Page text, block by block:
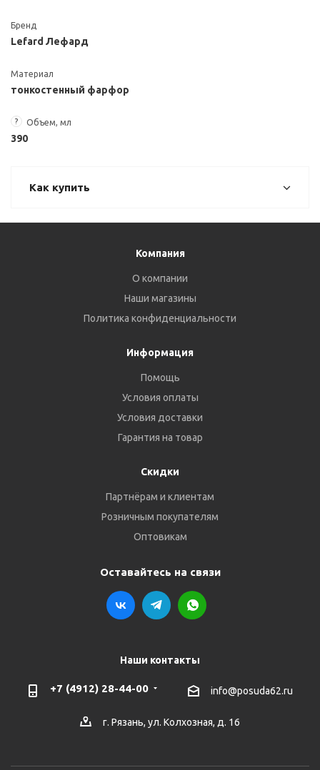
Бренд
Lefard Лефард
Материал
тонкостенный фарфор
? Объем, мл
390
Как купить
Компания
О компании
Наши магазины
Политика конфиденциальности
Информация
Помощь
Условия оплаты
Условия доставки
Гарантия на товар
Скидки
Партнёрам и клиентам
Розничным покупателям
Оптовикам
Оставайтесь на связи
Наши контакты
+7 (4912) 28-44-00 info@posuda62.ru
г. Рязань, ул. Колхозная, д. 16